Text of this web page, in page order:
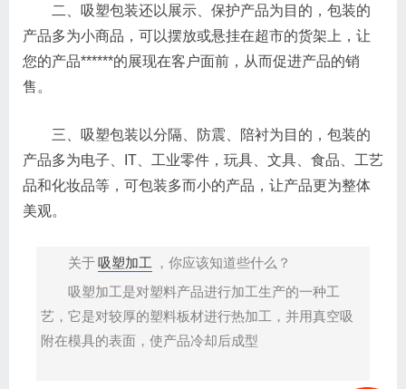
二、吸塑包装还以展示、保护产品为目的，包装的
产品多为小商品，可以摆放或悬挂在超市的货架上，让
您的产品******的展现在客户面前，从而促进产品的销
售。
三、吸塑包装以分隔、防震、陪衬为目的，包装的
产品多为电子、IT、工业零件，玩具、文具、食品、工艺
品和化妆品等，可包装多而小的产品，让产品更为整体
美观。
关于 吸塑加工
，你应该知道些什么？
吸塑加工是对塑料产品进行加工生产的一种工
艺，它是对较厚的塑料板材进行热加工，并用真空吸
附在模具的表面，使产品冷却后成型